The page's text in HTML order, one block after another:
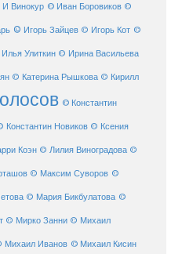
Винокур © Иван Боровиков ©
© Игорь Зайцев © Игорь Кот ©
Улиткин © Ирина Васильева
© Катерина Рышкова © Кирилл
© Константин
Константин Новиков © Ксения
Коэн © Лилия Виноградова ©
© Максим Суворов ©
© Мария Бикбулатова ©
© Мирко Занни © Михаил
Михаил Иванов © Михаил Кисин